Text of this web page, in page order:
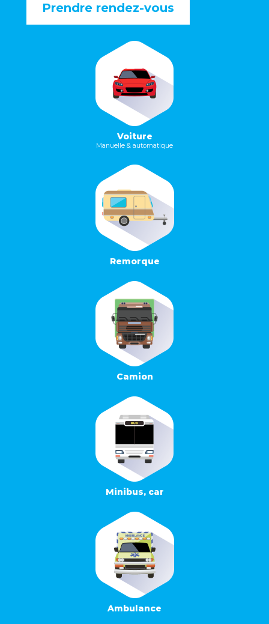
Prendre rendez-vous
Voiture
Manuelle & automatique
Remorque
Camion
Minibus, car
Ambulance